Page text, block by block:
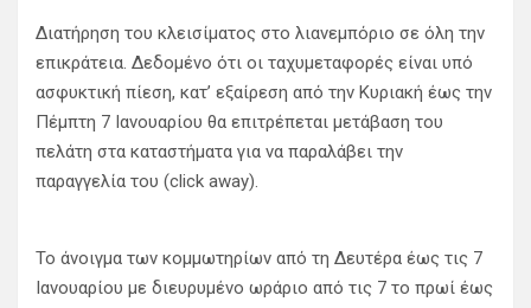
Διατήρηση του κλεισίματος στο λιανεμπόριο σε όλη την
επικράτεια. Δεδομένο ότι οι ταχυμεταφορές είναι υπό
ασφυκτική πίεση, κατ’ εξαίρεση από την Κυριακή έως την
Πέμπτη 7 Ιανουαρίου θα επιτρέπεται μετάβαση του
πελάτη στα καταστήματα για να παραλάβει την
παραγγελία του (click away).
Το άνοιγμα των κομμωτηρίων από τη Δευτέρα έως τις 7
Ιανουαρίου με διευρυμένο ωράριο από τις 7 το πρωί έως